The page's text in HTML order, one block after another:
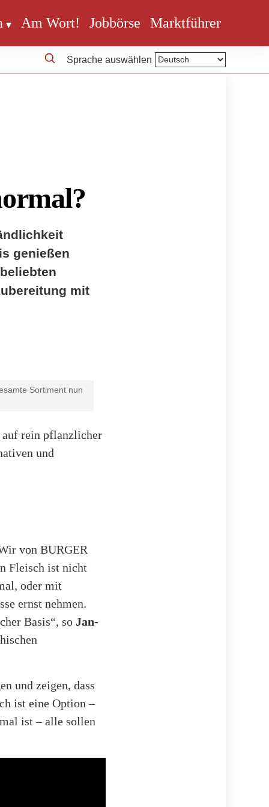
Am Wort! Jobbörse Marktführer
Sprache auswählen
genießen
mit
Sortiment nun
auf rein pflanzlicher
und
von BURGER
Fleisch ist nicht
oder mit
ernst nehmen.
Basis“, so Jan-
und zeigen, dass
ist eine Option –
ist – alle sollen